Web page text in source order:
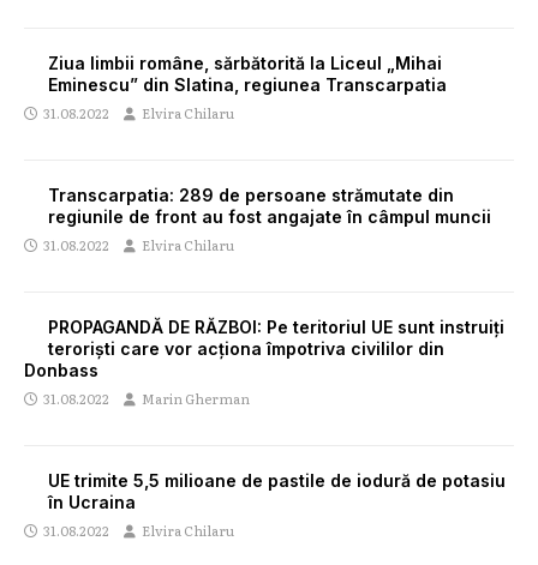
Ziua limbii române, sărbătorită la Liceul „Mihai
Eminescu” din Slatina, regiunea Transcarpatia
31.08.2022 Elvira Chilaru
Transcarpatia: 289 de persoane strămutate din
regiunile de front au fost angajate în câmpul muncii
31.08.2022 Elvira Chilaru
PROPAGANDĂ DE RĂZBOI: Pe teritoriul UE sunt instruiți
teroriști care vor acționa împotriva civililor din
Donbass
31.08.2022 Marin Gherman
UE trimite 5,5 milioane de pastile de iodură de potasiu
în Ucraina
31.08.2022 Elvira Chilaru